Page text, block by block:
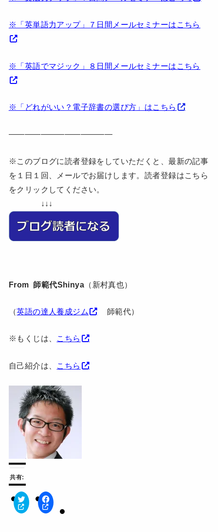
※「英単語力アップ」７日間メールセミナーはこちら
※「英語でマジック」８日間メールセミナーはこちら
※「どれがいい？電子辞書の選び方」はこちら
—————————————
※このブログに読者登録をしていただくと、最新の記事
を１日１回、メールでお届けします。読者登録はこちら
をクリックしてください。
↓↓↓
From 師範代Shinya （新村真也）
（英語の達人養成ジム 師範代）
※もくじは、 こちら
自己紹介は、 こちら
共有:
ク
リ
F
a